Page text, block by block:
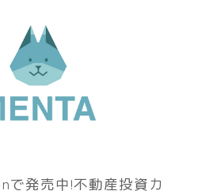
で発売中!不動産投資カ